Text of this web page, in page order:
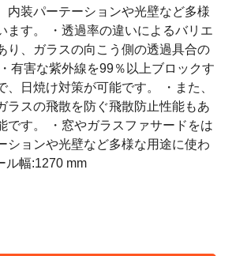
内装パーテーションや光壁など多様
ます。 ・透過率の違いによるバリエ
り、ガラスの向こう側の透過具合の
有害な紫外線を99％以上ブロックす
、日焼け対策が可能です。 ・また、
ラスの飛散を防ぐ飛散防止性能もあ
です。 ・窓やガラスファサードをは
ションや光壁など多様な用途に使わ
ル幅:1270 mm